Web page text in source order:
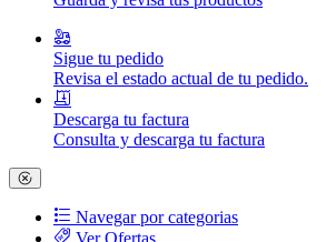
Sigue tu pedido
Revisa el estado actual de tu pedido.
Descarga tu factura
Consulta y descarga tu factura
Navegar por categorias
Ver Ofertas